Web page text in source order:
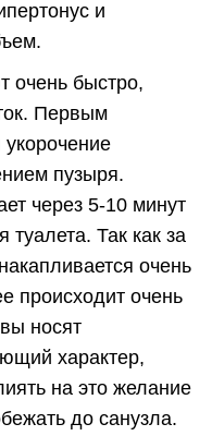
и
очень быстро,
Первым
пузыря.
через 5-10 минут
Так как за
очень
происходит очень
носят
характер,
на это желание
до санузла.